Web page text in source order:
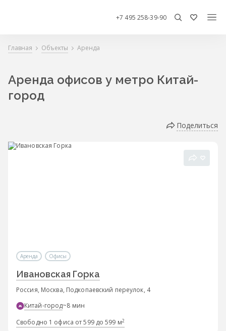
+7 495 258-39-90
Главная Объекты Аренда
Аренда офисов у метро Китай-
город
Поделиться
Аренда Офисы
Ивановская Горка
Россия, Москва, Подкопаевский переулок, 4
Китай-город~8 мин
Свободно 1 офиса от 599 до 599 м2